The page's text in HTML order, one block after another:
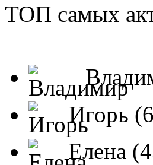
ТОП самых
Игорь
Елена